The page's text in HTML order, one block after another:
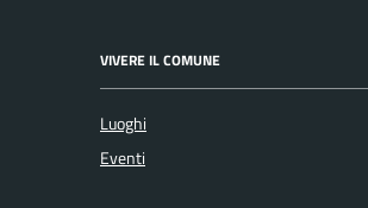
VIVERE IL COMUNE
Luoghi
Eventi